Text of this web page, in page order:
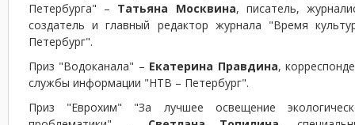
Петербурга" – Татьяна Москвина, писатель,
создатель и главный редактор журнала "Время
Петербург".
Приз "Водоканала" – Екатерина Правдина,
службы информации "НТВ – Петербург".
Приз "Еврохим" "За лучшее освещение